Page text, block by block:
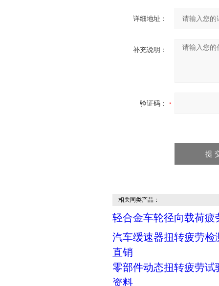
详细地址：
补充说明：
验证码：
相关同类产品：
轻合金车轮径向载荷疲
汽车缓速器扭转疲劳检
直销
零部件动态扭转疲劳试
资料